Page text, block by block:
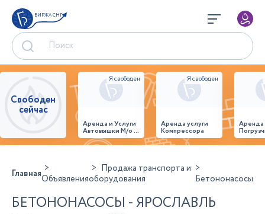
БИРЖА СНГ
Свободен
сейчас
Аренда и Услуги
Автовышки М/о г.
Домодедово
26,28,32 место
Аренда услуги
Компрессора
ГлавнаяОбъявления
Продажа транспорта и
оборудования
Бетононасосы
БЕТОНОНАСОСЫ - ЯРОСЛАВЛЬ